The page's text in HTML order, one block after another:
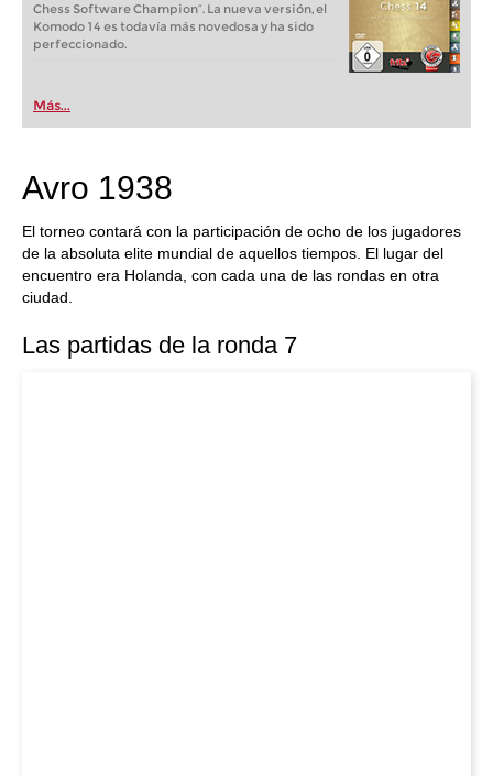
Chess Software Champion“. La nueva versión, el
Komodo 14 es todavía más novedosa y ha sido
perfeccionado.
Más...
Avro 1938
El torneo contará con la participación de ocho de los jugadores
de la absoluta elite mundial de aquellos tiempos. El lugar del
encuentro era Holanda, con cada una de las rondas en otra
ciudad.
Las partidas de la ronda 7